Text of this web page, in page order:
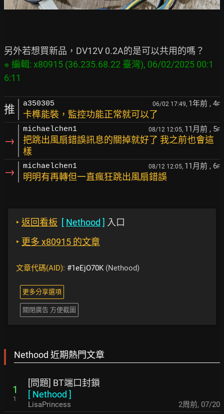
※ 編輯: x80915 (36.235.68.22 臺灣), 06/02/2025 00:1
推 a350305 06/02 17:49, 1年前 , 4F
卡榫能裝，監控功能正常就可以了
→
michaelchen1 08/12 12:05, 11月前 , 5F
把跳出風扇錯誤訊息的關掉就好了 我之前也會這
樣
→ michaelchen1 08/12 12:05, 11月前 , 6F
明明有再轉但一直瘋狂跳出風扇錯誤
‣ 返回看板 [ Nethood ] 入口
‣ 更多 x80915 的文章
文章代碼(AID): #1eEjO70K(Nethood)
更多分享選項
關閉廣告 方便截圖
Nethood 近期熱門文章
1
1
[問題] BT端口封鎖
[ Nethood ]
LisaPrincess 2周前, 07/20